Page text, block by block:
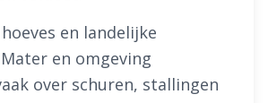
en landelijke
en omgeving
over schuren, stallingen